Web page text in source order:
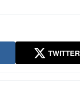
TWITTER